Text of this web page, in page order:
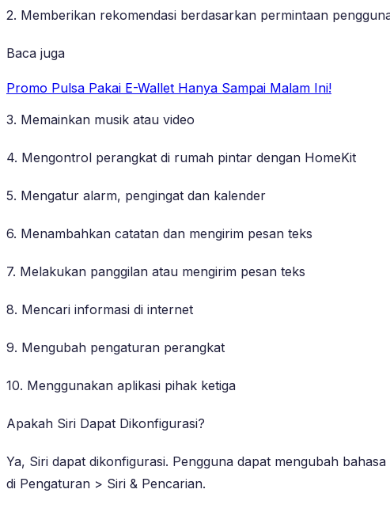
2. Memberikan rekomendasi berdasarkan permintaan
Baca juga
Promo Pulsa Pakai E-Wallet Hanya Sampai Malam Ini!
3. Memainkan musik atau video
4. Mengontrol perangkat di rumah pintar dengan HomeKit
5. Mengatur alarm, pengingat dan kalender
6. Menambahkan catatan dan mengirim pesan teks
7. Melakukan panggilan atau mengirim pesan teks
8. Mencari informasi di internet
9. Mengubah pengaturan perangkat
10. Menggunakan aplikasi pihak ketiga
Apakah Siri Dapat Dikonfigurasi?
Ya, Siri dapat dikonfigurasi. Pengguna dapat mengubah
di Pengaturan > Siri & Pencarian.